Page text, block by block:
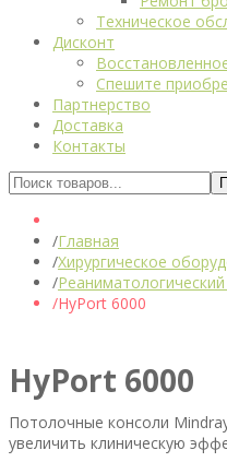
Техническое
Дисконт
Спешите
Партнерство
Доставка
Контакты
Главная
Хирургическое
HyPort 6000
HyPort 6000
Потолочные консоли
увеличить клиническую